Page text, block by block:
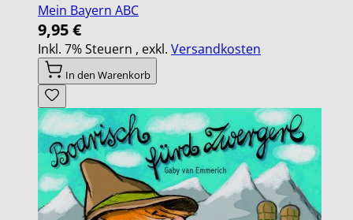
Mein Bayern ABC
9,95 €
Inkl. 7% Steuern , exkl. Versandkosten
In den Warenkorb